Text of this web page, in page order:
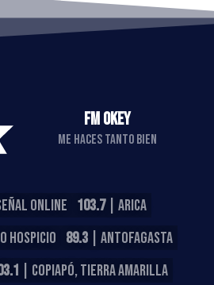
FM OKEY
ME HACES TANTO BIEN
ONLINE 103.7| ARICA
HOSPICIO 89.3 | ANTOFAGASTA
| COPIAPÓ, TIERRA AMARILLA